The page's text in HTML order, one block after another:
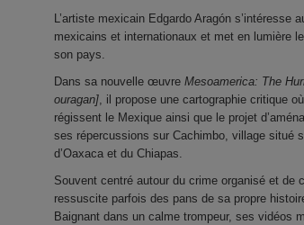
L’artiste mexicain Edgardo Aragón
mexicains et internationaux et met en lumière
son pays.
Dans sa nouvelle œuvre Mesoamerica: The
ouragan], il propose une cartographie critique
régissent le Mexique ainsi que le projet
ses répercussions sur Cachimbo, village situé
d’Oaxaca et du Chiapas.
Souvent centré autour du crime organisé et de
ressuscite parfois des pans de sa propre
Baignant dans un calme trompeur, ses vidéos